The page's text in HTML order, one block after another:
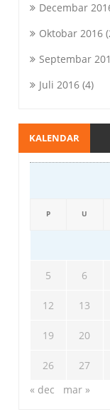
Decembar
Oktobar 2016
Septembar
Juli 2016(4)
KALENDAR
P U
5 6
12 13
19 20
26 27
« dec
mar »